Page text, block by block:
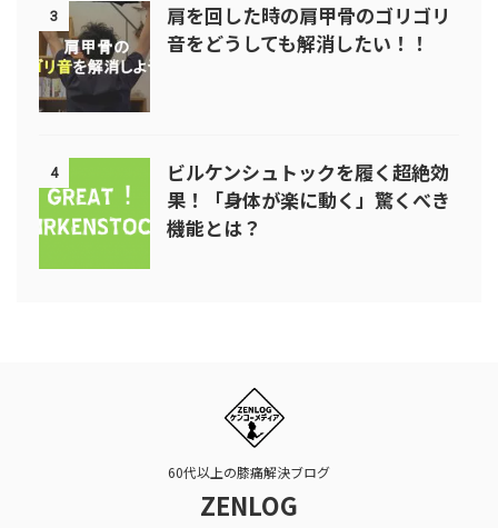
3
肩を回した時の肩甲骨のゴリゴリ
音をどうしても解消したい！！
4
ビルケンシュトックを履く超絶効
果！「身体が楽に動く」驚くべき
機能とは？
60代以上の膝痛解決ブログ
ZENLOG